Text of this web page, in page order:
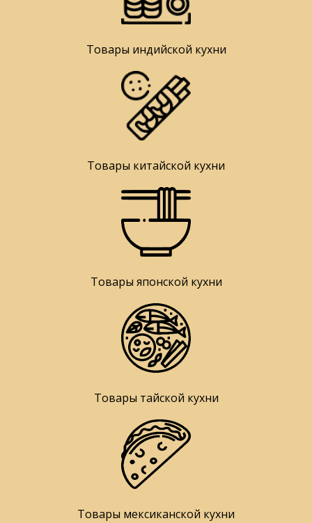
Товары индийской кухни
Товары китайской кухни
Товары японской кухни
Товары тайской кухни
Товары мексиканской кухни